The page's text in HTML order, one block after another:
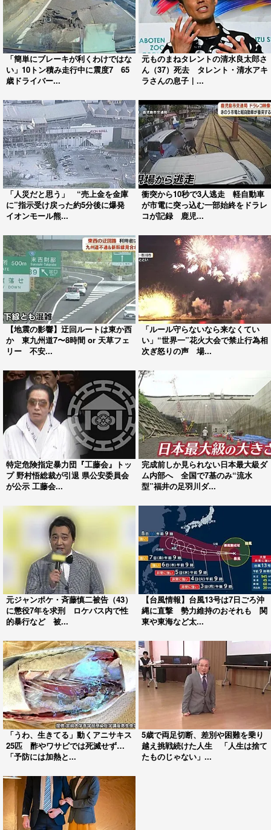
「簡単にブレーキが利くわけではな
い」10トン積み走行中に震度7 65
歳ドライバー...
元ものまねタレントの清水良太郎さ
ん（37）死去 タレント・清水アキ
ラさんの息子｜...
「人災だと思う」 “売上金を金庫
に”指示受け戻った約5分後に爆発
イオンモール熊...
衝突から10秒で3人逃走 軽自動車
が市電に突っ込む一部始終をドラレ
コが記録 鹿児...
【地震の影響】迂回ルートは東か西
か 東九州道7〜8時間 or 天草フェ
リー 不安...
「ルール守らないなら来なくてい
い」“世界一”花火大会で禁止行為相
次ぎ怒りの声 場...
特定危険指定暴力団『工藤会』トッ
プ 野村悟総裁が引退 県公安委員会
が公示 工藤会...
完成前しか見られない日本最大級ダ
ム内部へ 全国で7基のみ“流水
型”福井の足羽川ダ...
元ジャンポケ・斉藤慎二被告（43）
に懲役7年を求刑 ロケバス内で性
的暴行など 被...
【台風情報】台風13号は7日ごろ沖
縄に直撃 勢力維持のおそれも 関
東や東海など太...
「うわ、生きてる」動くアニサキス
25匹 酢やワサビでは死滅せず…
「予防には加熱と...
5歳で両足切断、差別や困難を乗り
越え挑戦続けた人生 「人生は捨て
たものじゃない」...